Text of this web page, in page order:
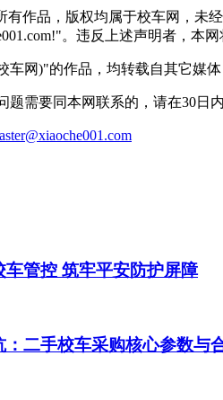
有作品，版权均属于校车网，未
。违反上述声明者，本网
网)"的作品，均转载自其它媒
需要同本网联系的，请在30日内
管控 筑牢平安防护屏障
二手校车采购核心参数与